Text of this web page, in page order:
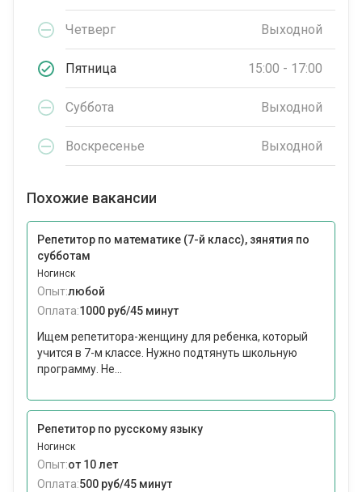
Четверг Выходной
Пятница 15:00 - 17:00
Суббота Выходной
Воскресенье Выходной
Похожие вакансии
Репетитор по математике (7-й класс), зянятия по
субботам
Ногинск
Опыт:любой
Оплата:1000 руб/45 минут
Ищем репетитора-женщину для ребенка, который
учится в 7-м классе. Нужно подтянуть школьную
программу. Не...
Репетитор по русскому языку
Ногинск
Опыт:от 10 лет
Оплата:500 руб/45 минут